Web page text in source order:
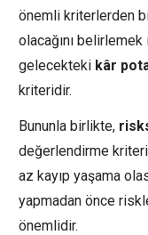
önemli kriterlerden
olacağını belirlemek
gelecekteki kâr
kriteridir.
Bununla birlikte,
değerlendirme
az kayıp yaşama
yapmadan önce
önemlidir.